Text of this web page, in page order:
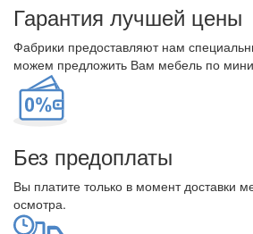
Гарантия лучшей цены
Фабрики предоставляют нам
можем предложить Вам мебель по
Без предоплаты
Вы платите только в момент доставки
осмотра.